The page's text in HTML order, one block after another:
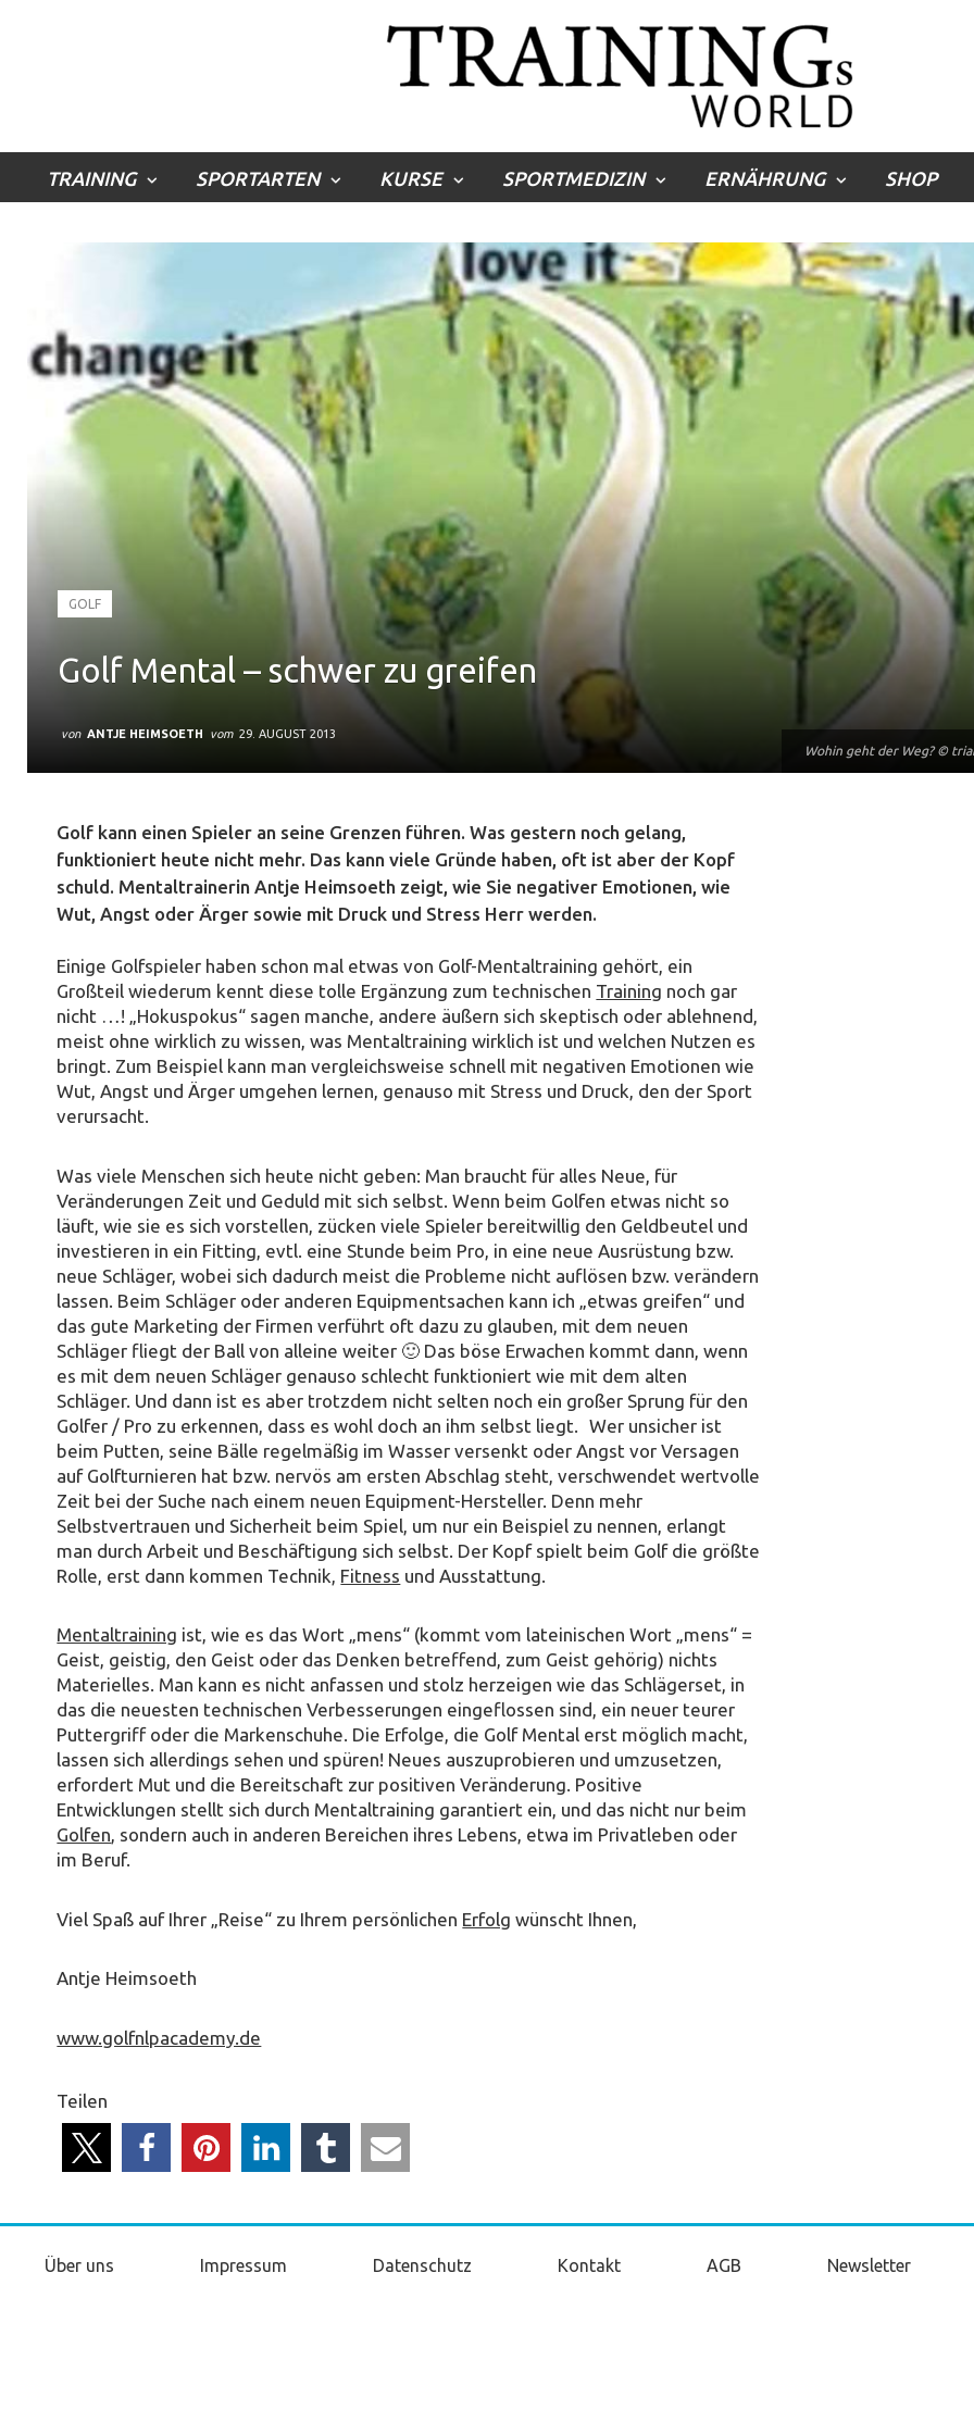
TRAINING SPORTARTEN KURSE SPORTMEDIZIN ERNÄHRUNG SHOP
Wohin geht der Weg? ©
GOLF
Golf Mental – schwer zu greifen
von ANTJE HEIMSOETH vom 29. AUGUST 2013
Wohin geht der Weg? ©
Golf kann einen Spieler an seine Grenzen führen. Was gestern noch gelang,
funktioniert heute nicht mehr. Das kann viele Gründe haben, oft ist aber der Kopf
schuld. Mentaltrainerin Antje Heimsoeth zeigt, wie Sie negativer Emotionen, wie
Wut, Angst oder Ärger sowie mit Druck und Stress Herr werden.
Einige Golfspieler haben schon mal etwas von Golf-Mentaltraining gehört, ein
Großteil wiederum kennt diese tolle Ergänzung zum technischen Training noch gar
nicht …! „Hokuspokus“ sagen manche, andere äußern sich skeptisch oder ablehnend,
meist ohne wirklich zu wissen, was Mentaltraining wirklich ist und welchen Nutzen es
bringt. Zum Beispiel kann man vergleichsweise schnell mit negativen Emotionen wie
Wut, Angst und Ärger umgehen lernen, genauso mit Stress und Druck, den der Sport
verursacht.
Was viele Menschen sich heute nicht geben: Man braucht für alles Neue, für
Veränderungen Zeit und Geduld mit sich selbst. Wenn beim Golfen etwas nicht so
läuft, wie sie es sich vorstellen, zücken viele Spieler bereitwillig den Geldbeutel und
investieren in ein Fitting, evtl. eine Stunde beim Pro, in eine neue Ausrüstung bzw.
neue Schläger, wobei sich dadurch meist die Probleme nicht auflösen bzw. verändern
lassen. Beim Schläger oder anderen Equipmentsachen kann ich „etwas greifen“ und
das gute Marketing der Firmen verführt oft dazu zu glauben, mit dem neuen
Schläger fliegt der Ball von alleine weiter 🙂 Das böse Erwachen kommt dann, wenn
es mit dem neuen Schläger genauso schlecht funktioniert wie mit dem alten
Schläger. Und dann ist es aber trotzdem nicht selten noch ein großer Sprung für den
Golfer / Pro zu erkennen, dass es wohl doch an ihm selbst liegt. Wer unsicher ist
beim Putten, seine Bälle regelmäßig im Wasser versenkt oder Angst vor Versagen
auf Golfturnieren hat bzw. nervös am ersten Abschlag steht, verschwendet wertvolle
Zeit bei der Suche nach einem neuen Equipment-Hersteller. Denn mehr
Selbstvertrauen und Sicherheit beim Spiel, um nur ein Beispiel zu nennen, erlangt
man durch Arbeit und Beschäftigung sich selbst. Der Kopf spielt beim Golf die größte
Rolle, erst dann kommen Technik, Fitness und Ausstattung.
Mentaltraining ist, wie es das Wort „mens“ (kommt vom lateinischen Wort „mens“ =
Geist, geistig, den Geist oder das Denken betreffend, zum Geist gehörig) nichts
Materielles. Man kann es nicht anfassen und stolz herzeigen wie das Schlägerset, in
das die neuesten technischen Verbesserungen eingeflossen sind, ein neuer teurer
Puttergriff oder die Markenschuhe. Die Erfolge, die Golf Mental erst möglich macht,
lassen sich allerdings sehen und spüren! Neues auszuprobieren und umzusetzen,
erfordert Mut und die Bereitschaft zur positiven Veränderung. Positive
Entwicklungen stellt sich durch Mentaltraining garantiert ein, und das nicht nur beim
Golfen, sondern auch in anderen Bereichen ihres Lebens, etwa im Privatleben oder
im Beruf.
Viel Spaß auf Ihrer „Reise“ zu Ihrem persönlichen Erfolg wünscht Ihnen,
Antje Heimsoeth
www.golfnlpacademy.de
Teilen
Über uns Impressum Datenschutz Kontakt AGB Newsletter